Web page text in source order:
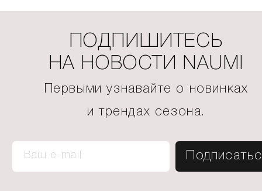
ПОДПИШИТЕСЬ
НА НОВОСТИ NAUMI
Первыми узнавайте о новинках
и трендах сезона.